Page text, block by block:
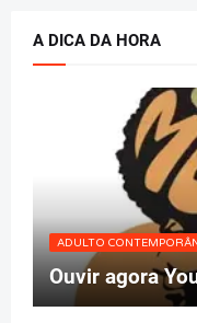
A DICA DA HORA
ADULTO
Ouvir agora